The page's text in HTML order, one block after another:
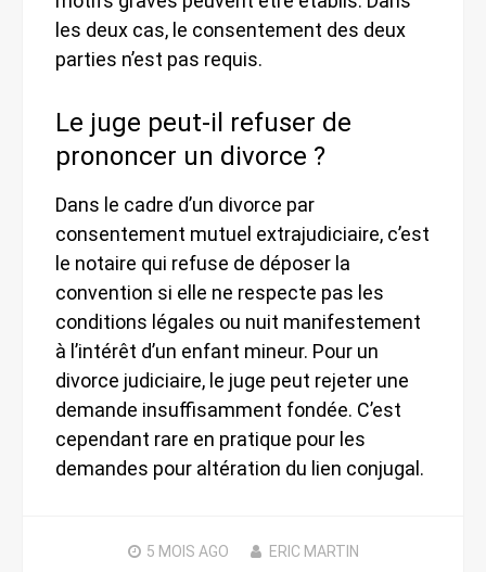
les deux cas, le consentement des deux
parties n’est pas requis.
Le juge peut-il refuser de
prononcer un divorce ?
Dans le cadre d’un divorce par
consentement mutuel extrajudiciaire, c’est
le notaire qui refuse de déposer la
convention si elle ne respecte pas les
conditions légales ou nuit manifestement
à l’intérêt d’un enfant mineur. Pour un
divorce judiciaire, le juge peut rejeter une
demande insuffisamment fondée. C’est
cependant rare en pratique pour les
demandes pour altération du lien conjugal.
5 MOIS AGO ERIC MARTIN